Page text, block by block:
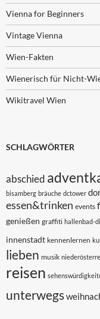
Vienna for Beginners
Vintage Vienna
Wien-Fakten
Wienerisch für Nicht-
Wikitravel Wien
SCHLAGWÖRTER
abschied
bisamberg bräuche dctower
essen&trinken events
genießen graffiti hallenbad-
innenstadt kennenlernen
lieben musik
reisen
unterwegs